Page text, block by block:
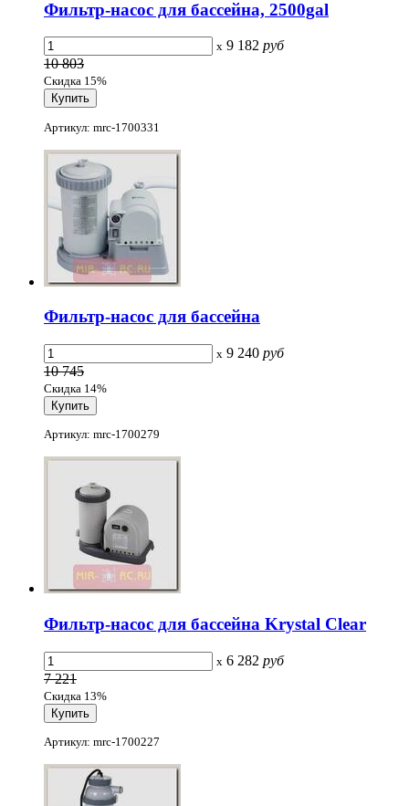
Фильтр-насос для бассейна, 2500gal
x 9 182 руб
10 803
Скидка 15%
Артикул: mrc-1700331
Фильтр-насос для бассейна
x 9 240 руб
10 745
Скидка 14%
Артикул: mrc-1700279
Фильтр-насос для бассейна Krystal Clear
x 6 282 руб
7 221
Скидка 13%
Артикул: mrc-1700227